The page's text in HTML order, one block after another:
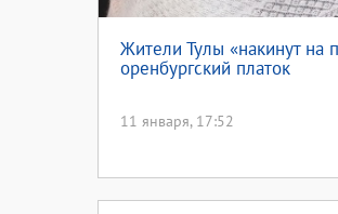
Жители Тулы «накинут на
оренбургский платок
11 января, 17:52